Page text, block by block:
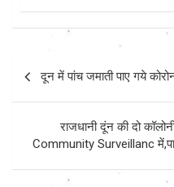
navigation
दून में पांच जमाती पाए गये
राजधानी दूंन की दो
Community Surveillanc